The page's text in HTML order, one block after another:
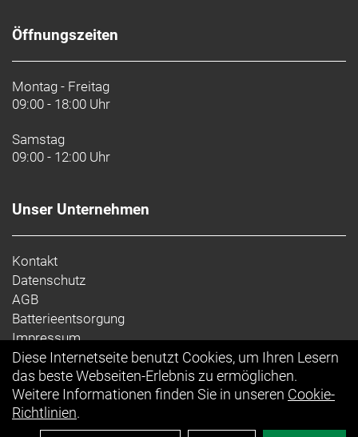
so noch mehr Reichweite aus dem E-System
rauskitzeln.
Der Komfortvorteil
Das nochmals verfeinerte IsoSpeed schluckt
Gewicht, damit du länger kraftvoller in die Pedale
treten kannst.
Dank straßenspezifischer Abstimmung, niedrigem
Fahrgefühl und Handling an ein traditionelles
Rennrad, profitiert aber von den Vorteilen einer
elektrischen Antriebsunterstützung.
Geschlecht: Uni
Rahmen: 800 Series OCLV Carbon, -Antriebssystem,
konisches Steuerrohr, hinteres IsoSpeed, interne
Zugführung, Flat Mount-Scheibenbremsaufnahme,
Schutzblechösen, 142x12 mm-Steckachse
Öffnungszeiten
Montag - Freitag
09:00 - 18:00 Uhr
Samstag
09:00 - 12:00 Uhr
Unser Unternehmen
Kontakt
Datenschutz
AGB
Batterieentsorgung
Impressum
Ihr Einkauf
Diese Internetseite benutzt Cookies, um Ihren Lesern
das beste Webseiten-Erlebnis zu ermöglichen.
Weitere Informationen finden Sie in unseren Cookie-
Richtlinien.